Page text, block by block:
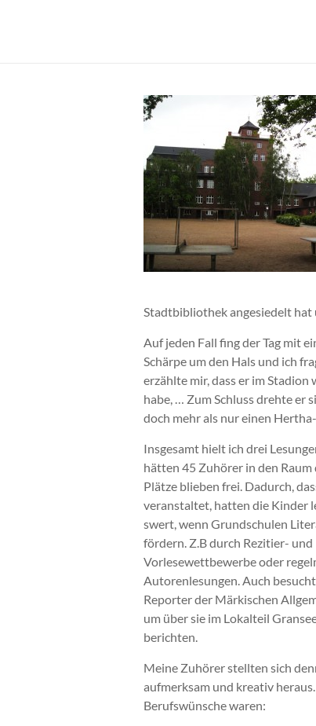
Stadtbibliothek angesiedelt hat
Auf jeden Fall fing der Tag mit
Schärpe um den Hals und ich
erzählte mir, dass er im Stadion
habe, … Zum Schluss drehte er
doch mehr als nur einen
Insgesamt hielt ich drei
hätten 45 Zuhörer in den
Plätze blieben frei. Dadurch,
veranstaltet, hatten die Kinder
swert, wenn Grundschulen
fördern. Z.B durch Rezitier- und
Vorlesewettbewerbe oder
Autorenlesungen. Auch
Reporter der Märkischen
um über sie im Lokalteil
berichten.
Meine Zuhörer stellten sich
aufmerksam und kreativ
Berufswünsche waren: